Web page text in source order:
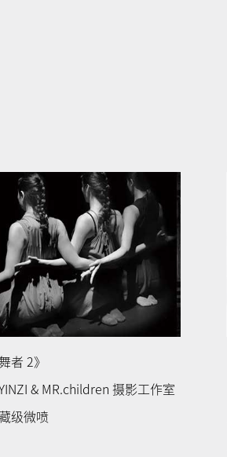
者 2》
& MR.children 摄影工作室
级微喷